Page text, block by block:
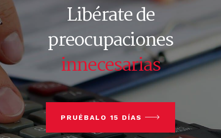
Libérate de
preocupaciones
innecesarias
PRUÉBALO 15 DÍAS